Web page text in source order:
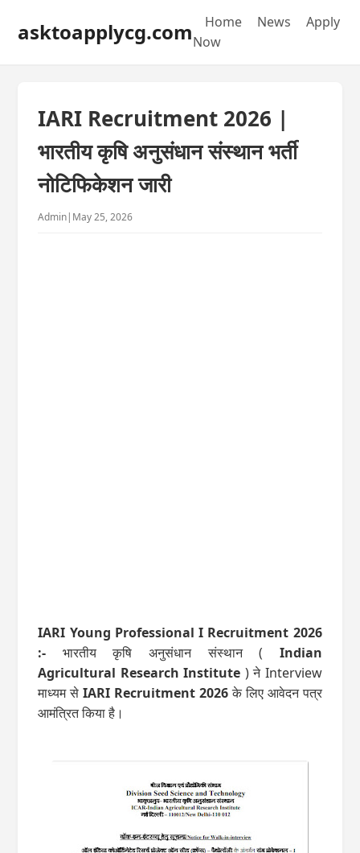
asktoapplycg.com Home News
Apply
Now
IARI Recruitment 2026 |
भारतीय कृषि अनुसंधान संस्थान भर्ती
नोटिफिकेशन जारी
Admin| May 25, 2026
IARI Young Professional I Recruitment 2026
:- भारतीय कृषि अनुसंधान संस्थान ( Indian
Agricultural Research Institute ) ने Interview
माध्यम सेIARI Recruitment 2026के लिए आवेदन पत्र
आमंत्रित किया है।